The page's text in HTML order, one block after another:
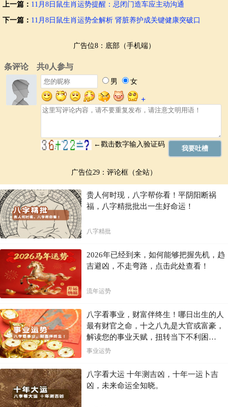
是一种“天人合一”理念的体现。古人讲究“居必择方，器必合宜”，认为
进行调整，也暗合了择日学中的“吉时”观念。这一天可能正处于节气转
曜石加以引导，效果自然倍增。
值得注意的是，此类运势建议虽带有一定神秘色彩，但其核心价值在于
提供一种结构化的自我管理方式。现代人面对快节奏生活，往往缺乏有
效的心理调节工具，而通过摆放特定物品来建立仪式感，恰恰是一种低
成本、高效益的心理锚定策略。每当目光触及那块黝黑沉静的石头，便
当然，我们也应理性看待此类建议，避免陷入过度依赖或迷信误区。黑
曜石本身并无“魔法”，它的作用更多体现在辅助层面。真正的专注力与
出。不可否认的是，在高压竞争的职场环境中，任何能带来心理安慰与
用传统文化智慧，反而能为现代生活增添一份从容与秩序。
11月8日在办公位正北方位摆放黑曜石摆件的建议，融合了方位学、能
量学、色彩心理学与行为心理学等多维度考量。它既是对属鼠者当日运
势的顺应，也是一种积极的心理建设手段。对于追求高效与平衡的现代
职场人而言，这样的小调整或许正是打通内在动力与外在环境连接的关
自身的状态管理方式，探索更适合自己的成长路径。毕竟，真正的运势
提升，永远源于清醒的认知与持续的行动。
上一篇： 11月8日鼠生肖运势提醒：忌闭门造车应主动沟通
下一篇： 11月8日鼠生肖运势全解析 肾脏养护成关键健康突破口
广告位8：底部（手机端）
广告位29：评论框（全站）
贵人何时现，八字帮你看！平阴阳断祸
福，八字精批批出一生好命运！
八字精批
2026年已经到来，如何能够把握先机，趋
吉避凶，不走弯路，点击此处查看！
流年运势
八字看事业，财富伴终生！哪日出生的人
最有财官之命，十之八九是大官或富豪，
解读您的事业天赋，扭转当下不利困
局！！
事业运势
八字看大运 十年测吉凶，十年一运卜吉
凶，未来命运全知晓。